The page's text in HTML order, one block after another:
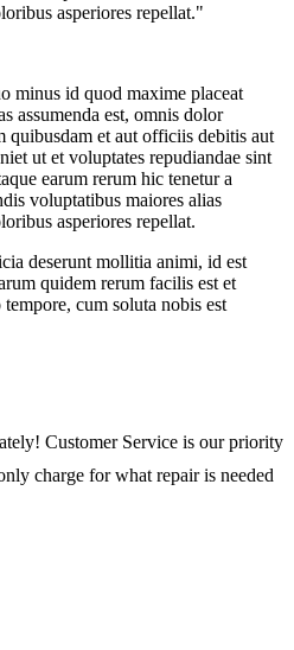
asperiores repellat."
minus id quod maxime placeat
assumenda est, omnis dolor
quibusdam et aut officiis debitis aut
ut et voluptates repudiandae sint
earum rerum hic tenetur a
voluptatibus maiores alias
asperiores repellat.
deserunt mollitia animi, id est
quidem rerum facilis est et
cum soluta nobis est
Customer Service is our priority
charge for what repair is needed